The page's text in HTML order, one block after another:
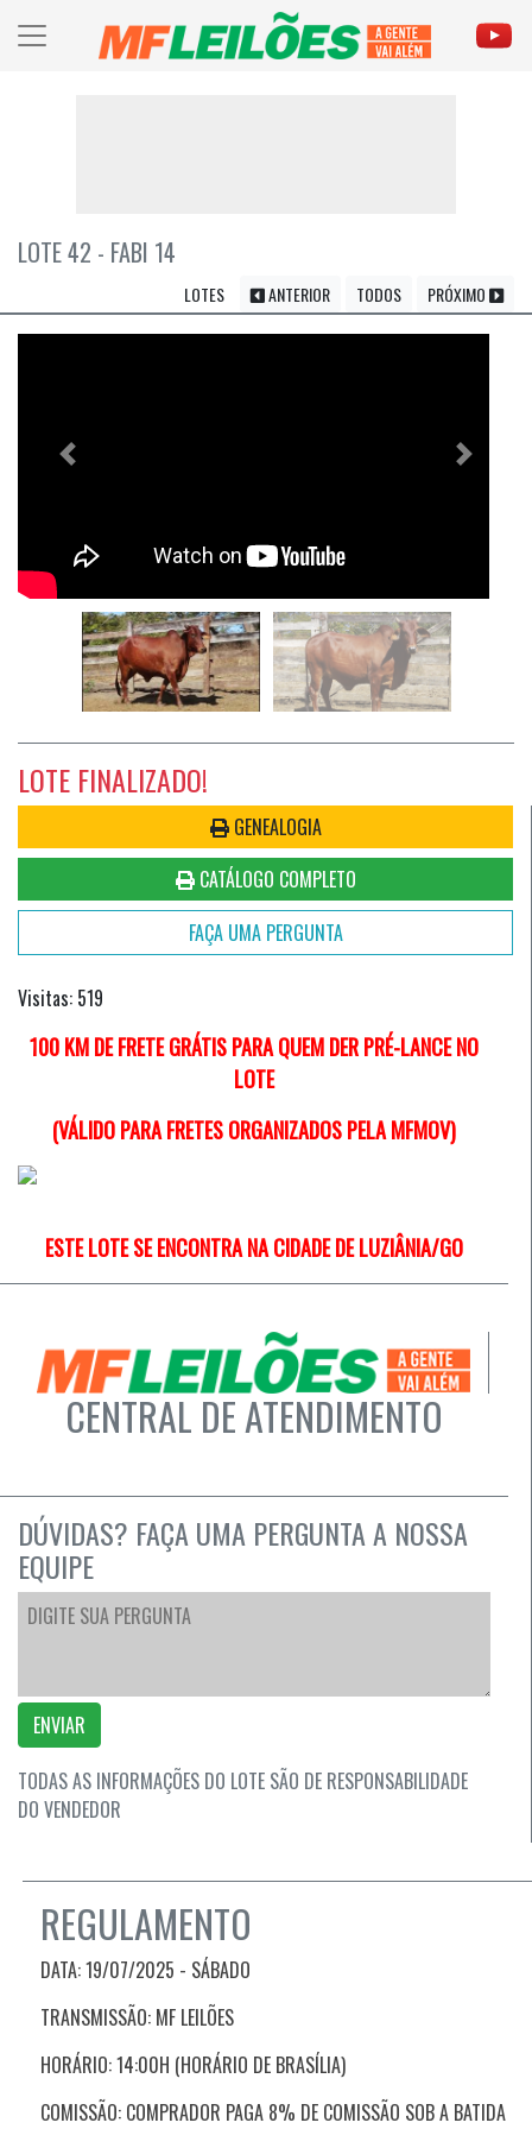
LOTE 42 - FABI 14
LOTES ANTERIOR TODOS PRÓXIMO
Previous Próximo
LOTE FINALIZADO!
GENEALOGIA
CATÁLOGO COMPLETO
FAÇA UMA PERGUNTA
Visitas: 519
100 KM DE FRETE GRÁTIS PARA QUEM DER PRÉ-LANCE NO
LOTE
(VÁLIDO PARA FRETES ORGANIZADOS PELA MFMOV)
ESTE LOTE SE ENCONTRA NA CIDADE DE LUZIÂNIA/GO
CENTRAL DE ATENDIMENTO
DÚVIDAS? FAÇA UMA PERGUNTA A NOSSA
EQUIPE
ENVIAR
TODAS AS INFORMAÇÕES DO LOTE SÃO DE RESPONSABILIDADE
DO VENDEDOR
REGULAMENTO
DATA: 19/07/2025 - SÁBADO
TRANSMISSÃO: MF LEILÕES
HORÁRIO: 14:00H (HORÁRIO DE BRASÍLIA)
COMISSÃO: COMPRADOR PAGA 8% DE COMISSÃO SOB A BATIDA